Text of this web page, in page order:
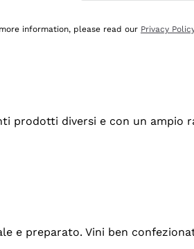
diversi e con un ampio
e preparato. Vini ben
information, please read our Privacy